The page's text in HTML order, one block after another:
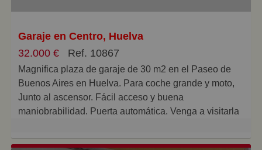
impuestos legales derivados de la compraventa:
J. D en su caso, Aranceles notariales y Registro de la
Propiedad. Estos corren por cuenta del comprador.
Garaje en Centro, Huelva
32.000 €
Ref. 10867
Magnifica plaza de garaje de 30 m2 en el Paseo de
Buenos Aires en Huelva. Para coche grande y moto,
Junto al ascensor. Fácil acceso y buena
maniobrabilidad. Puerta automática. Venga a visitarla